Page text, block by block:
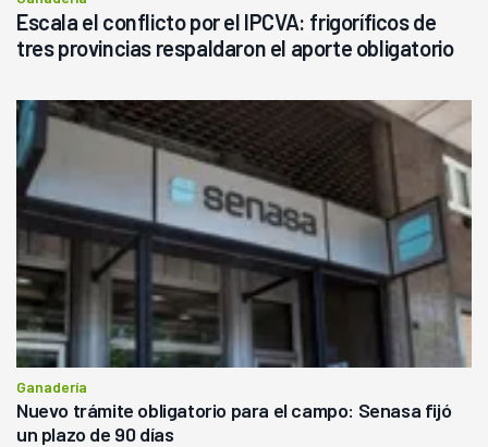
Escala el conflicto por el IPCVA: frigoríficos de
tres provincias respaldaron el aporte obligatorio
Ganadería
Nuevo trámite obligatorio para el campo: Senasa fijó
un plazo de 90 días